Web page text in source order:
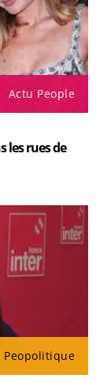
Actu People
les rues de
Peopolitique